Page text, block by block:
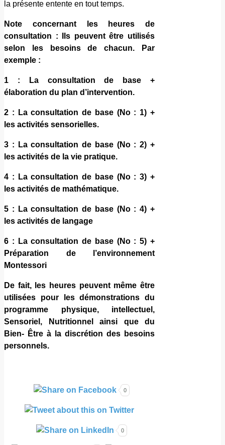
la présente entente en tout temps.
Note concernant les heures de
consultation : Ils peuvent être utilisés
selon les besoins de chacun. Par
exemple :
1 : La consultation de base +
élaboration du plan d’intervention.
2 : La consultation de base (No : 1) +
les activités sensorielles.
3 : La consultation de base (No : 2) +
les activités de la vie pratique.
4 : La consultation de base (No : 3) +
les activités de mathématique.
5 : La consultation de base (No : 4) +
les activités de langage
6 : La consultation de base (No : 5) +
Préparation de l’environnement
Montessori
De fait, les heures peuvent même être
utilisées pour les démonstrations du
programme physique, intellectuel,
Sensoriel, Nutritionnel ainsi que du
Bien- Être à la discrétion des besoins
personnels.
0
0